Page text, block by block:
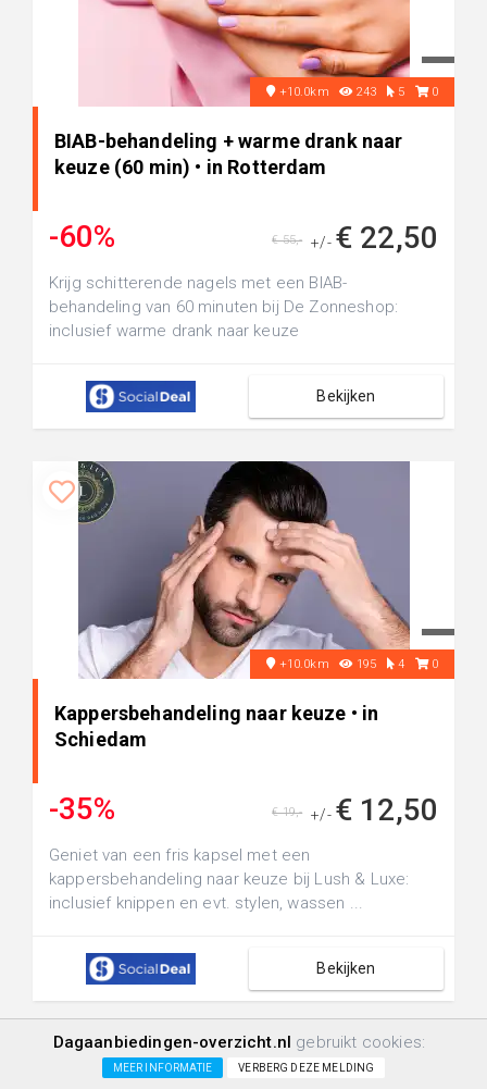
+10.0km 243 5 0
BIAB-behandeling + warme drank naar
keuze (60 min) • in Rotterdam
-60% +/- € 22,50
€ 55,-
Krijg schitterende nagels met een BIAB-
behandeling van 60 minuten bij De Zonneshop:
inclusief warme drank naar keuze
Bekijken
+10.0km 195 4 0
Kappersbehandeling naar keuze • in
Schiedam
-35% +/- € 12,50
€ 19,-
Geniet van een fris kapsel met een
kappersbehandeling naar keuze bij Lush & Luxe:
inclusief knippen en evt. stylen, wassen ...
Bekijken
Beauty & Behandelingen
Dagaanbiedingen-overzicht.nl gebruikt cookies:
MEER INFORMATIE VERBERG DEZE MELDING